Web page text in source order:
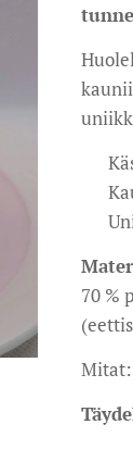
✔
✔
✔
70 %
Mitat: